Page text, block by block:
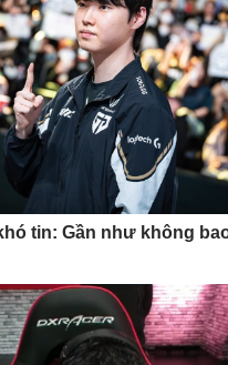
tin: Gần như không